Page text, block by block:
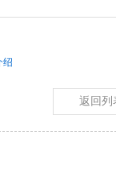
绍
返回列